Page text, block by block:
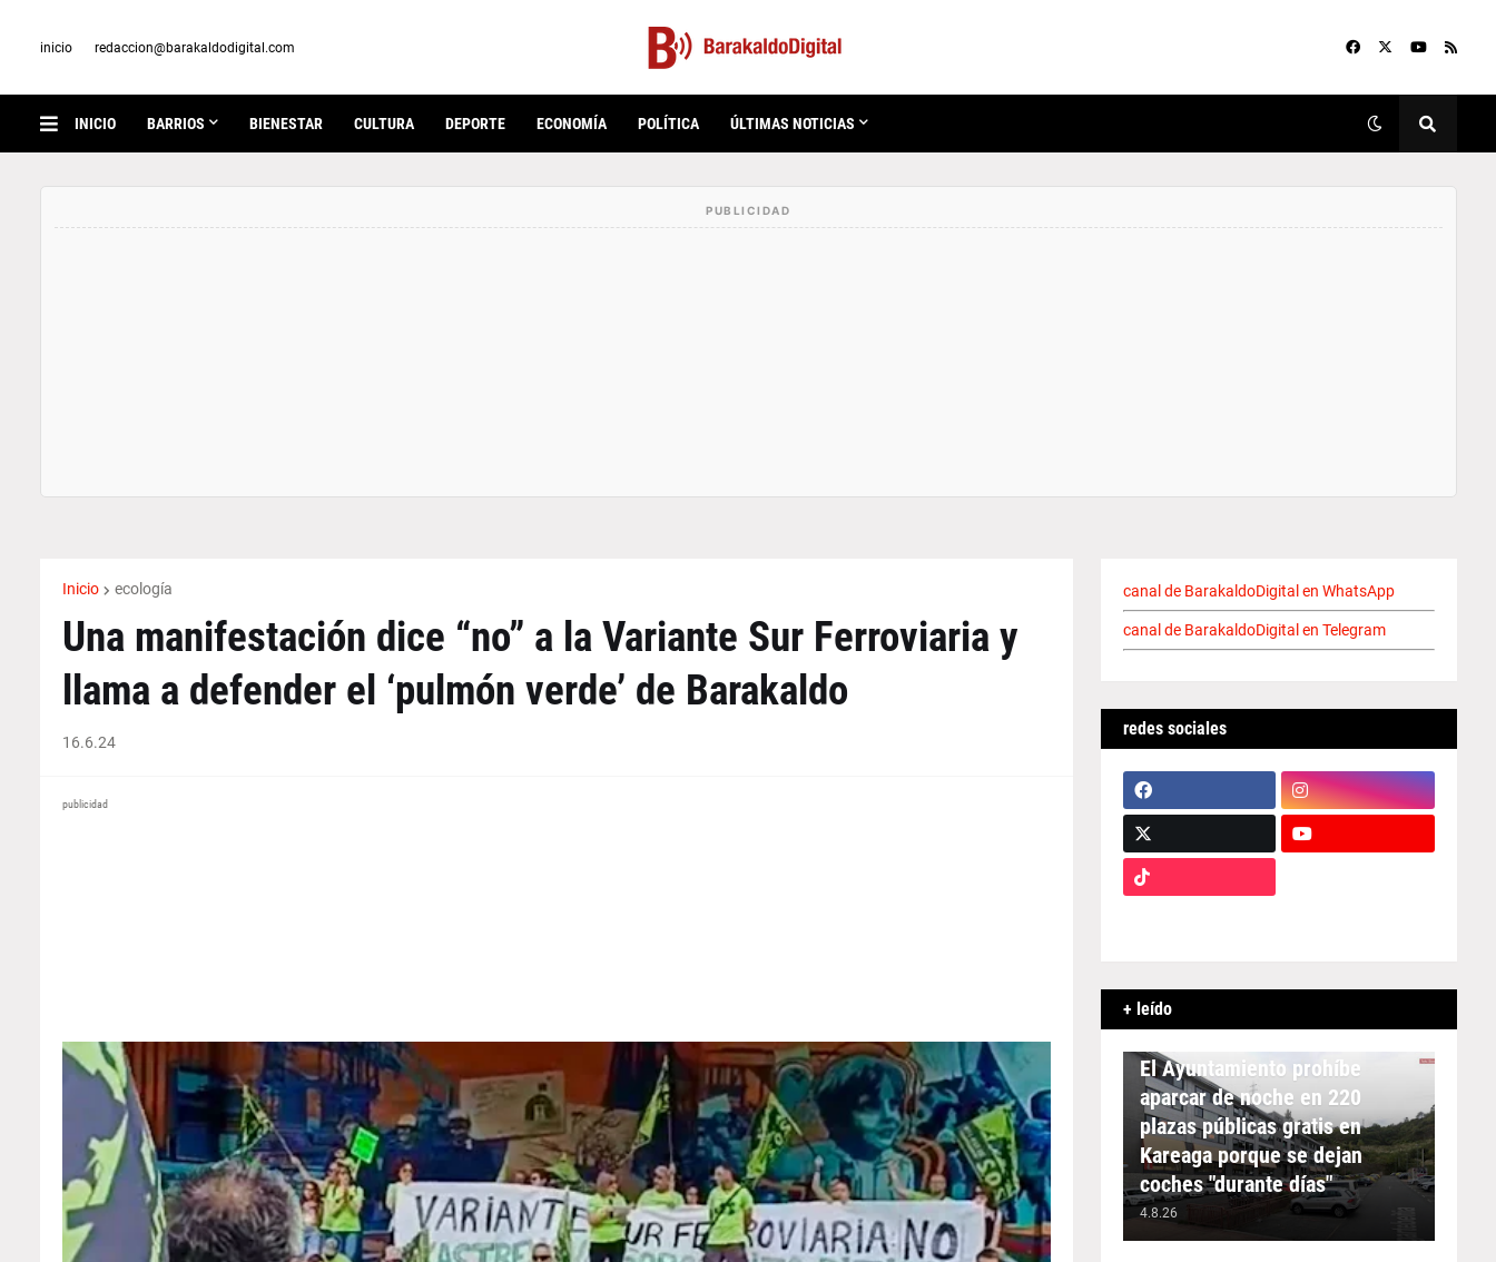
inicio redaccion@barakaldodigital.com
INICIO BARRIOS BIENESTAR CULTURA DEPORTE ECONOMÍA POLÍTICA ÚLTIMAS NOTICIAS
Inicio ecología
Una manifestación dice “no” a la Variante Sur Ferroviaria y
llama a defender el ‘pulmón verde’ de Barakaldo
16.6.24
publicidad
canal de BarakaldoDigital en WhatsApp
canal de BarakaldoDigital en Telegram
redes sociales
+ leído
APARCAMIENTO
El Ayuntamiento prohíbe
aparcar de noche en 220
plazas públicas gratis en
Kareaga porque se dejan
coches "durante días"
4.8.26